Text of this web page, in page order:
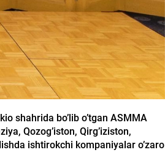
shahrida bo’lib o’tgan ASMMA
Qozog’iston, Qirg’iziston,
ishtirokchi kompaniyalar o’zaro